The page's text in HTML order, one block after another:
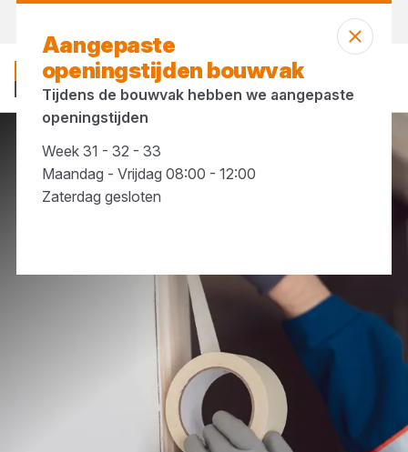
Merken Kip
Aangepaste
openingstijden bouwvak
Tijdens de bouwvak hebben we aangepaste
openingstijden
Week 31 - 32 - 33
Maandag - Vrijdag 08:00 - 12:00
Zaterdag gesloten